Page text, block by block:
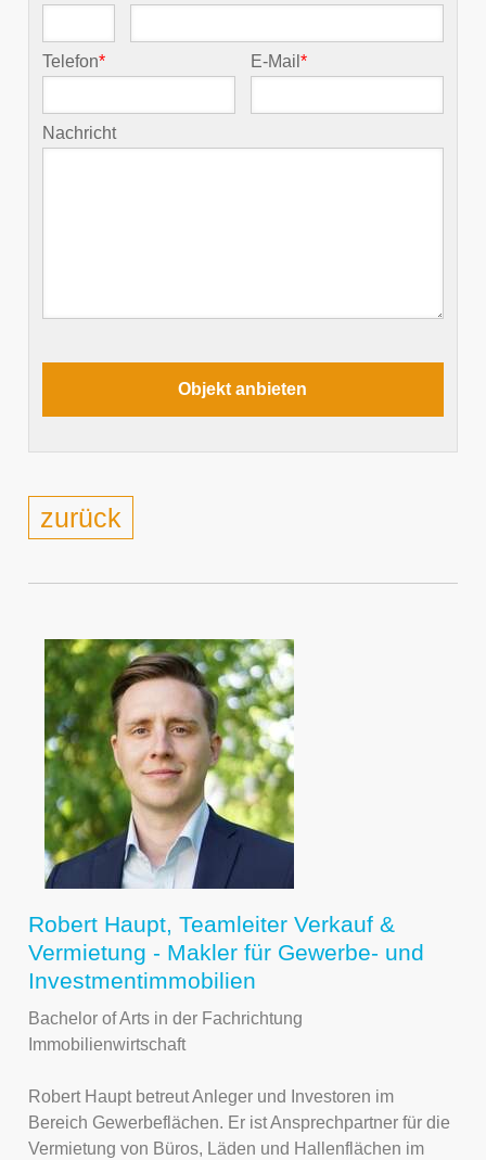
Telefon* E-Mail*
Nachricht
zurück
Robert Haupt, Teamleiter Verkauf &
Vermietung - Makler für Gewerbe- und
Investmentimmobilien
Bachelor of Arts in der Fachrichtung
Immobilienwirtschaft
Robert Haupt betreut Anleger und Investoren im
Bereich Gewerbeflächen. Er ist Ansprechpartner für die
Vermietung von Büros, Läden und Hallenflächen im